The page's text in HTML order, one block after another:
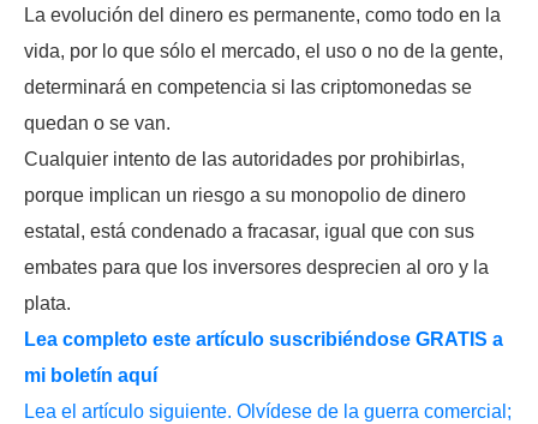
La evolución del dinero es permanente, como todo en la
vida, por lo que sólo el mercado, el uso o no de la gente,
determinará en competencia si las criptomonedas se
quedan o se van.
Cualquier intento de las autoridades por prohibirlas,
porque implican un riesgo a su monopolio de dinero
estatal, está condenado a fracasar, igual que con sus
embates para que los inversores desprecien al oro y la
plata.
Lea completo este artículo suscribiéndose GRATIS a
mi boletín aquí
Lea el artículo siguiente. Olvídese de la guerra comercial;